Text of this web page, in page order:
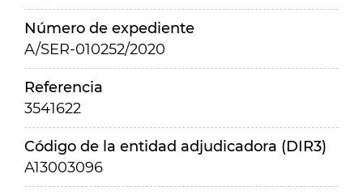
Número de expediente
A/SER-010252/2020
Referencia
3541622
Código de la entidad adjudicadora (DIR3)
A13003096